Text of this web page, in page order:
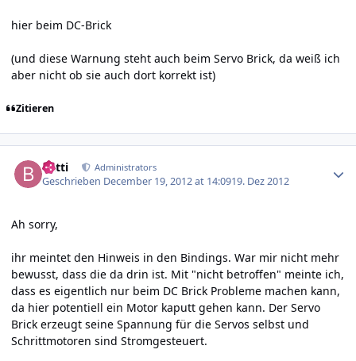
hier beim DC-Brick
(und diese Warnung steht auch beim Servo Brick, da weiß ich
aber nicht ob sie auch dort korrekt ist)
Zitieren
batti Administrators
Geschrieben December 19, 2012 at 14:0919. Dez 2012
Ah sorry,
ihr meintet den Hinweis in den Bindings. War mir nicht mehr
bewusst, dass die da drin ist. Mit "nicht betroffen" meinte ich,
dass es eigentlich nur beim DC Brick Probleme machen kann,
da hier potentiell ein Motor kaputt gehen kann. Der Servo
Brick erzeugt seine Spannung für die Servos selbst und
Schrittmotoren sind Stromgesteuert.